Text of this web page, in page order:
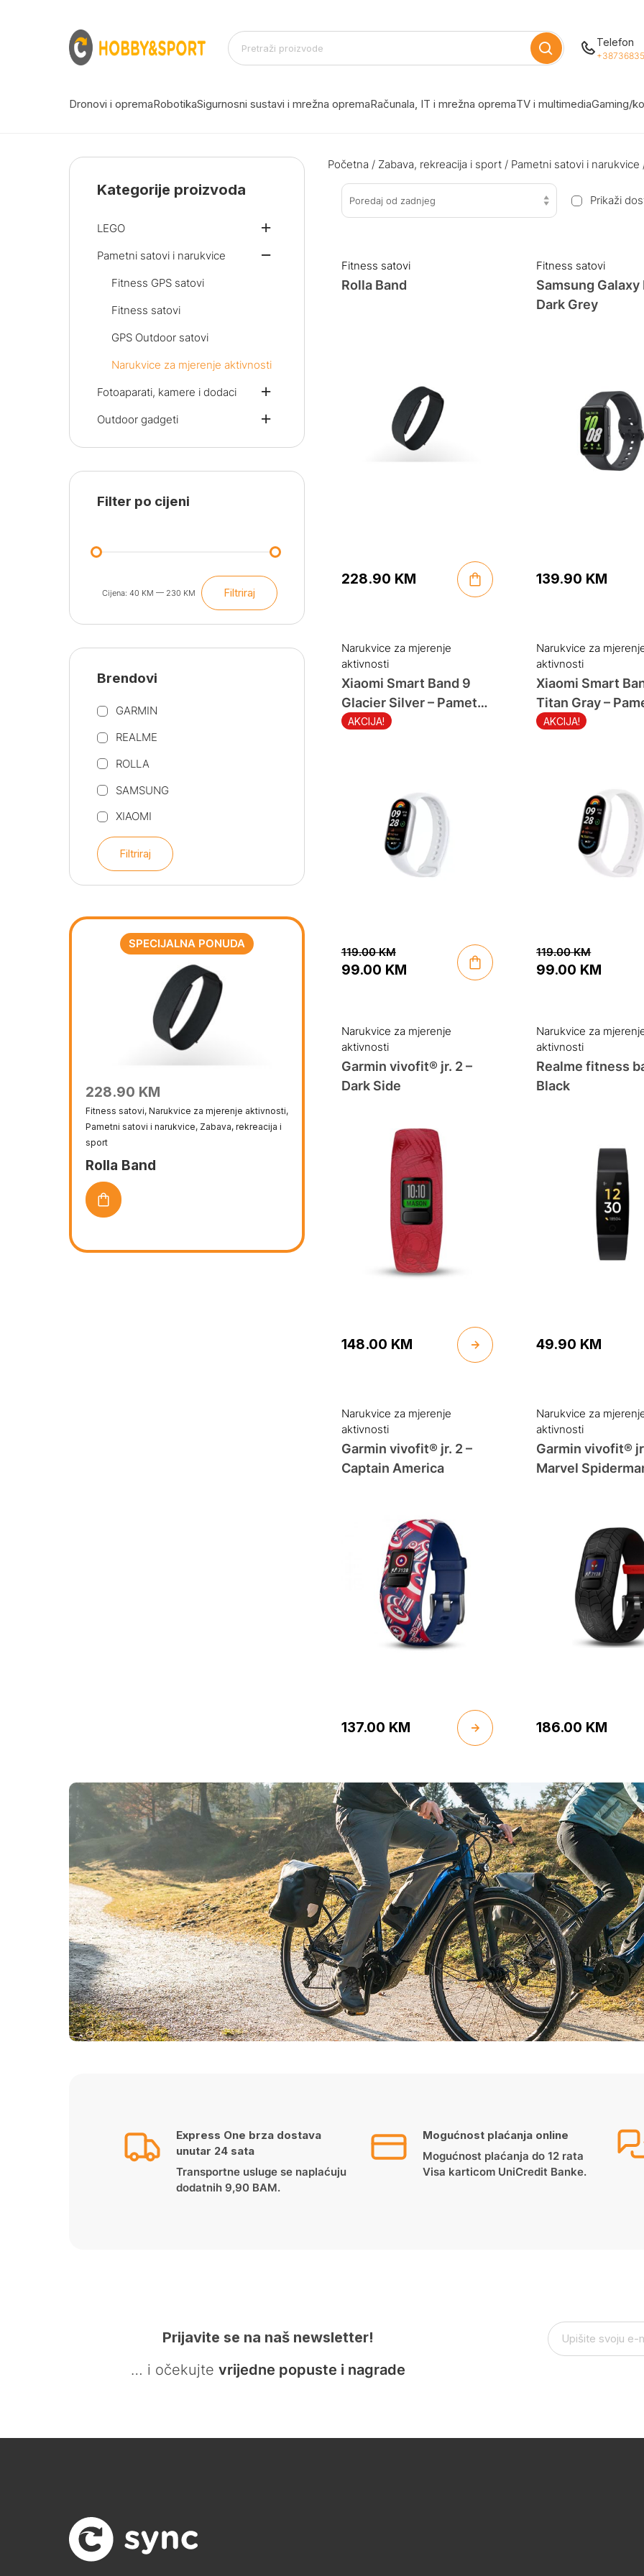
Telefon
Dronovi i opremaRobotikaSigurnosni sustavi i mrežna opremaRačunala, IT i mrežna opremaTV i multimediaGaming/
Početna / Zabava, rekreacija i sport / Pametni satovi i narukvice
Poredaj od zadnjeg Prikaži
Fitness satovi
Rolla Band
228.90 KM
Fitness satovi
Samsung Galaxy
Dark Grey
139.90 KM
Narukvice za mjerenje
aktivnosti
AKCIJA!
Xiaomi Smart Band 9
Glacier Silver – Pametna
narukvica
119.00KM
was:
119.00 KM.
99.00 KM
is:
99.00 KM.
Narukvice za
aktivnosti
AKCIJA!
Xiaomi Smart
Titan Gray –
narukvica
119.00KM
was:
119.00 KM.
99.00 KM
is:
99.00 KM.
Narukvice za mjerenje
aktivnosti
Garmin vivofit® jr. 2 –
Dark Side
148.00 KM
Narukvice za
aktivnosti
Realme fitness
Black
49.90 KM
Narukvice za mjerenje
aktivnosti
Garmin vivofit® jr. 2 –
Captain America
137.00 KM
Narukvice za
aktivnosti
Garmin vivofit®
Marvel
186.00 KM
Kategorije proizvoda
LEGO
Pametni satovi i narukvice
Fitness GPS satovi
Fitness satovi
GPS Outdoor satovi
Narukvice za mjerenje aktivnosti
Fotoaparati, kamere i dodaci
Outdoor gadgeti
Filter po cijeni
Min
cijena
Maks
cijena
Filtriraj
Cijena: 40 KM — 230 KM
Brendovi
GARMIN
REALME
ROLLA
SAMSUNG
XIAOMI
Filtriraj
SPECIJALNA PONUDA
228.90 KM
Fitness satovi, Narukvice za mjerenje aktivnosti,
Pametni satovi i narukvice, Zabava, rekreacija i
sport
Rolla Band
Express One brza dostava
unutar 24 sata
Transportne usluge se naplaćuju
dodatnih 9,90 BAM.
Mogućnost plaćanja online
Mogućnost plaćanja do 12 rata
Visa karticom UniCredit Banke.
Prijavite se na naš newsletter!
… i očekujte vrijedne popuste i nagrade